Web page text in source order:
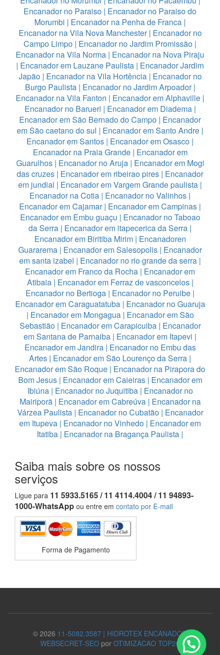
Encanador no Paraiso | Encanador no Paraiso do
Morumbi | Encanador na Penha de Franca |
Encanador na Vila Nova Manchester| Encanador no
Campo Limpo | Encanador no Jardim Promissão |
Encanador na Vila Norma | Encanador na Nova Piraju
| Encanador em Lauzane Paulista | Encanador Jardim
Japão| Encanador na Vila Hortência| Encanador no
Burgo Paulista| Encanador no Jardim Arpoador|
Encanador na Vila Fanton | Encanador em Alphaville |
Encanador no Barueri | Encanador em Diadema|
Encanador em São Bernado do Campo | Encanador
em São caetano do sul | Encanador em Santo Andre |
Encanador em Santos | Encanador em Osasco |
Encanador na Praia Grande| Encanador em
Guarulhos| Encanador no Aruja| Encanador em Mogi
das cruzes | Encanador em ribeirao pires | Encanador
em jundiai | Encanador em Vargem Grande paulista |
Encanador na Cotia | Encanador no Valinhos |
Encanador em Cajamar| Encanador em Campinas |
Encanador em Embu guaçu | Encanador no Taboao
da Serra | Encanador em itapecerica da Serra |
Encanador em Biritiba Mirim| Encanadoren
Guararema | Encanador em Salesopolis | Encanador
em santa izabel | Encanador no rio grande da serra |
Encanador em Franco da Rocha | Encanador em
Atibaia| Encanador em Ferraz de vasconcelos|
Encanador no Bertioga | Encanador no Peruibe |
Encanador em Caraguatatuba| Encanador no Guaruja
| Encanador em Mongagua| Encanador em São
Sebastião| Encanador em Carapicuiba| Encanador
em Santana de Parnaiba | Encanador em Itapevi |
Encanador em Jandira| Encanador no Embu das
Artes | Encanador em São Lourenço da Serra |
Encanador em São Roque | Encanador na Pirapora do
Bom Jesus| Encanador em Caieiras| Encanador em
Ibiúna| Encanador no Juquitiba| Encanador no
Mairiporã| Encanador em Cabreúva| Encanador na
Várzea Paulista| Encanador no Cubatão| Encanador
em Itupeva | Encanador no Vinhedo | Encanador em
Itatiba | Encanador na Bragança Paulista |
Saiba mais sobre os nossos
serviços
Ligue para 11 5933.5165 / 11 4114.4004 / 11 94893-
1000-WhatsApp ou entre em contato por E-mail
Forma de Pagamento
© 2026 11-5082.3587 | HIDROTEX ENCANADOR
WEBSECRET-SEO por OTIMIZACAO TOP20